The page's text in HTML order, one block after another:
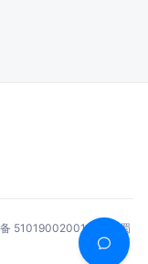
51019002001144号
蜀